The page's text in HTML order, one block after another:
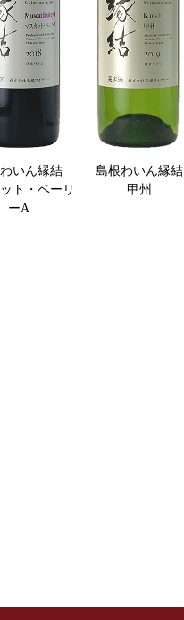
いん縁結
ト・ベーリ
ーA
島根わいん縁結
甲州